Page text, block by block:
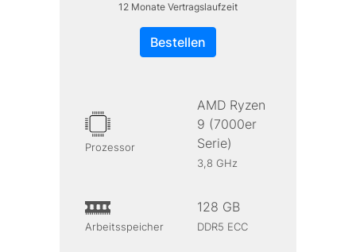
12 Monate Vertragslaufzeit
Bestellen
Prozessor
AMD Ryzen
9 (7000er
Serie)
3,8 GHz
Arbeitsspeicher
128 GB
DDR5 ECC